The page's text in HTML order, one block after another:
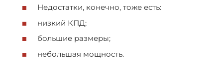
Недостатки, конечно, тоже есть:
низкий КПД;
большие размеры;
небольшая мощность.